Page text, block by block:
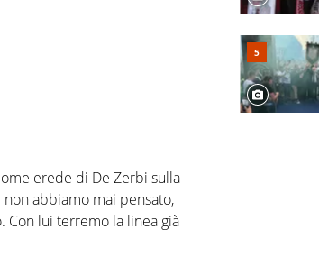
erede di De Zerbi sulla
non abbiamo mai pensato,
lui terremo la linea già